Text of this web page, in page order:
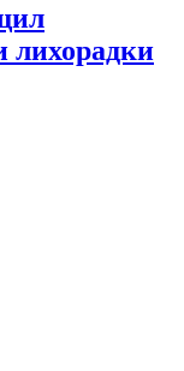
лихорадки